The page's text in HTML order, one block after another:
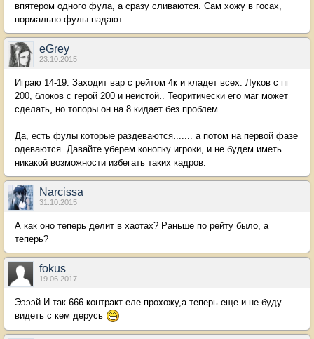
впятером одного фула, а сразу сливаются. Сам хожу в госах,
нормально фулы падают.
eGrey
23.10.2015
Играю 14-19. Заходит вар с рейтом 4к и кладет всех. Луков с пг
200, блоков с герой 200 и неистой.. Теоритически его маг может
сделать, но топоры он на 8 кидает без проблем.
Да, есть фулы которые раздеваются....... а потом на первой фазе
одеваются. Давайте уберем конопку игроки, и не будем иметь
никакой возможности избегать таких кадров.
Narcissa
31.10.2015
А как оно теперь делит в хаотах? Раньше по рейту было, а
теперь?
fokus_
19.06.2017
Ээээй.И так 666 контракт еле прохожу,а теперь еще и не буду
видеть с кем дерусь